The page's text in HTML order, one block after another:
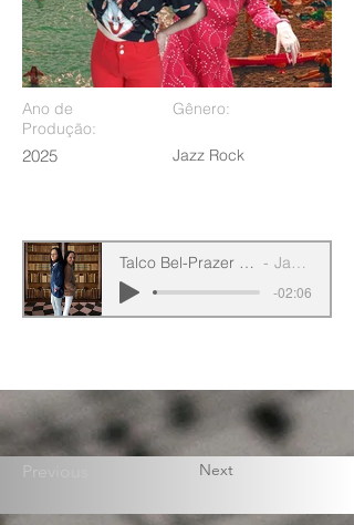
Ano de
Produção:
2025
Gênero:
Jazz Rock
Talco Bel-Prazer Na Estação Calor JackMichel
-02:06
Previous Next